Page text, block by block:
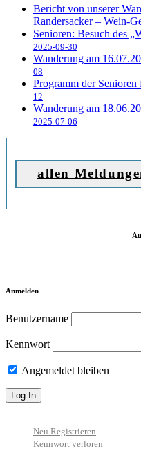
Bericht von unserer
Randersacker – Wein-
Senioren: Besuch des
2025-09-30
Wanderung am
08
Programm der
12
Wanderung am
2025-07-06
allen
Anmelden
Benutzername
Kennwort
Angemeldet bleiben
Neu Registrieren
Kennwort verloren